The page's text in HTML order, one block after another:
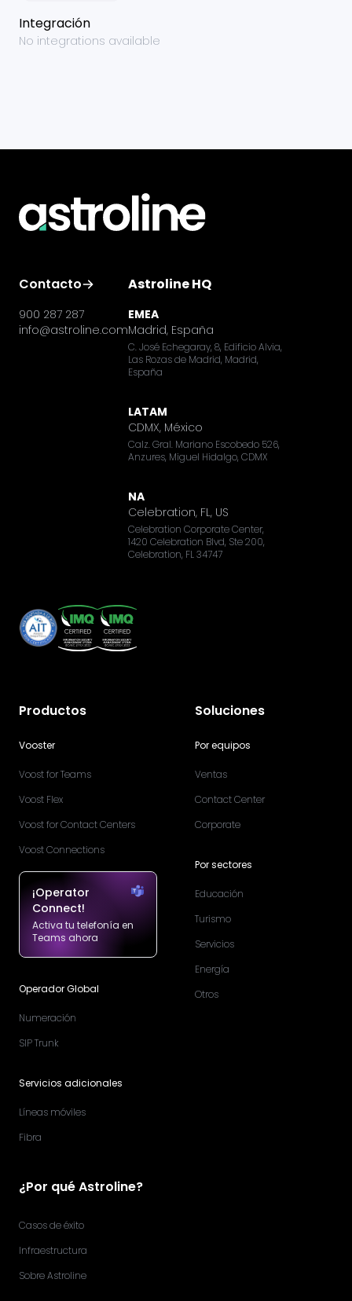
Integración
No integrations available
Contacto
900 287 287
info@astroline.com
Astroline HQ
EMEA
Madrid, España
C. José Echegaray, 8, Edificio Alvia,
Las Rozas de Madrid, Madrid,
España
LATAM
CDMX, México
Calz. Gral. Mariano Escobedo 526,
Anzures, Miguel Hidalgo, CDMX
NA
Celebration, FL, US
Celebration Corporate Center,
1420 Celebration Blvd, Ste 200,
Celebration, FL 34747
Productos
Vooster
Voost for Teams
Voost Flex
Voost for Contact Centers
Voost Connections
¡Operator
Connect!
Activa tu telefonía en
Teams ahora
Operador Global
Numeración
SIP Trunk
Servicios adicionales
Líneas móviles
Fibra
Soluciones
Por equipos
Ventas
Contact Center
Corporate
Por sectores
Educación
Turismo
Servicios
Energía
Otros
¿Por qué Astroline?
Casos de éxito
Infraestructura
Sobre Astroline